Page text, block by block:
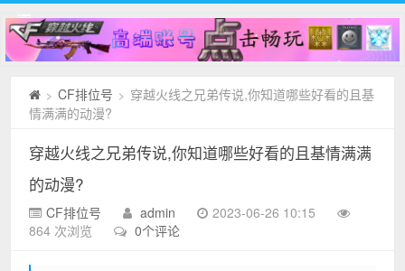
> CF排位号 > 穿越火线之兄弟传说,你知道哪些好看的且基
情满满的动漫?
穿越火线之兄弟传说,你知道哪些好看的且基情满满
的动漫?
CF排位号 admin
2023-06-26 10:15
864 次浏览
0个评论